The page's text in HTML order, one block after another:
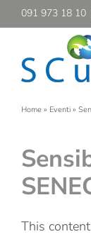
Salta
al
091 973 18 10
Home » Eventi »
This